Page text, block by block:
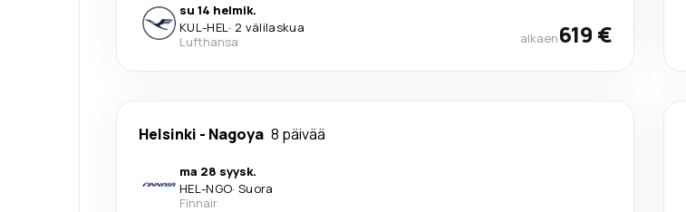
su 14 helmik.
KUL-HEL· 2 välilaskua
Lufthansa
alkaen619 €
Helsinki - Nagoya 8 päivää
ma 28 syysk.
HEL-NGO· Suora
Finnair